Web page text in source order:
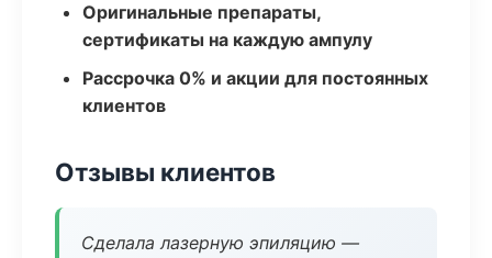
Оригинальные препараты,
сертификаты на каждую ампулу
Рассрочка 0% и акции для постоянных
клиентов
Отзывы клиентов
Сделала лазерную эпиляцию —